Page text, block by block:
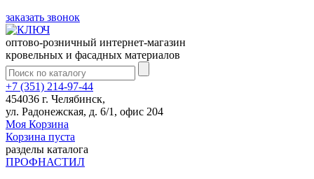
заказать звонок
оптово-розничный интернет-магазин
кровельных и фасадных материалов
+7 (351) 214-97-44
454036 г. Челябинск,
ул. Радонежская, д. 6/1, офис 204
Моя Корзина
Корзина пуста
разделы каталога
ПРОФНАСТИЛ